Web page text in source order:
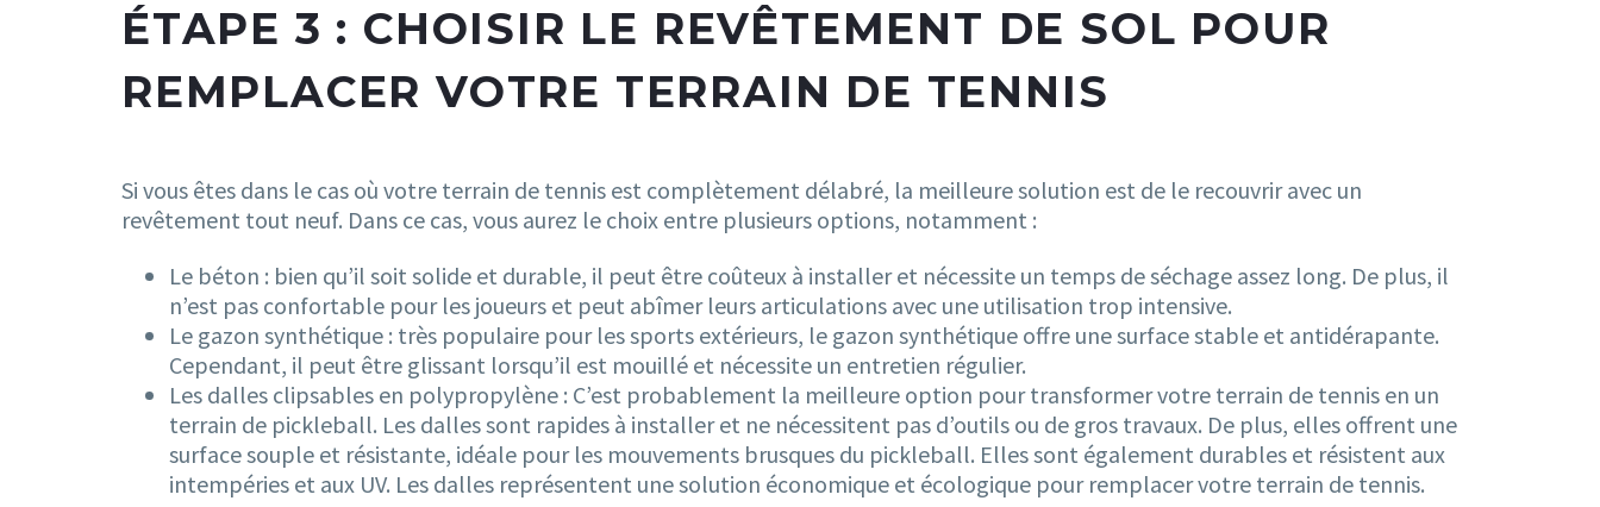
ÉTAPE 3 : CHOISIR LE REVÊTEMENT DE SOL POUR
REMPLACER VOTRE TERRAIN DE TENNIS
Si vous êtes dans le cas où votre terrain de tennis est complètement délabré, la meilleure solution est de le recouvrir avec un
revêtement tout neuf. Dans ce cas, vous aurez le choix entre plusieurs options, notamment :
Le béton : bien qu’il soit solide et durable, il peut être coûteux à installer et nécessite un temps de séchage assez long. De plus, il
n’est pas confortable pour les joueurs et peut abîmer leurs articulations avec une utilisation trop intensive.
Le gazon synthétique : très populaire pour les sports extérieurs, le gazon synthétique offre une surface stable et antidérapante.
Cependant, il peut être glissant lorsqu’il est mouillé et nécessite un entretien régulier.
Les dalles clipsables en polypropylène : C’est probablement la meilleure option pour transformer votre terrain de tennis en un
terrain de pickleball. Les dalles sont rapides à installer et ne nécessitent pas d’outils ou de gros travaux. De plus, elles offrent une
surface souple et résistante, idéale pour les mouvements brusques du pickleball. Elles sont également durables et résistent aux
intempéries et aux UV. Les dalles représentent une solution économique et écologique pour remplacer votre terrain de tennis.